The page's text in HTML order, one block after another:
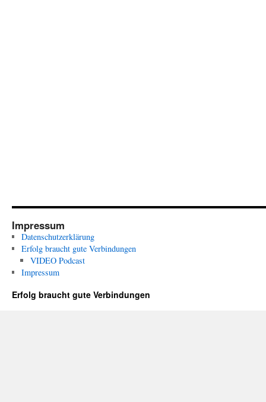
Impressum
Datenschutzerklärung
Erfolg braucht gute Verbindungen
VIDEO Podcast
Impressum
Erfolg braucht gute Verbindungen